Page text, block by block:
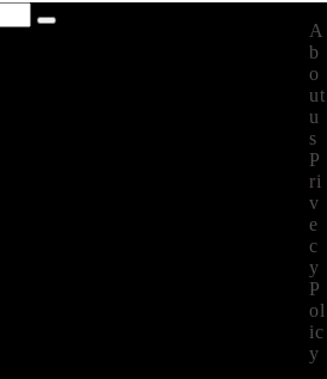
A
b
o
ut
u
s
P
ri
v
e
c
y
P
ol
ic
y